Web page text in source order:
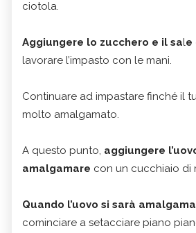
ciotola.
Aggiungere lo zucchero e il sale
lavorare l’impasto con le mani.
Continuare ad impastare finché il
molto amalgamato.
A questo punto, aggiungere
amalgamare con un cucchiaio di
Quando l’uovo si sarà
cominciare a setacciare piano